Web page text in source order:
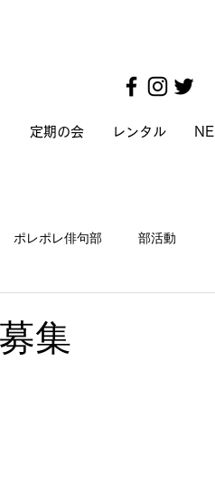
定期の会 レンタル
ポレポレ俳句部 部活動
集